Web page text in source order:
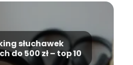
słuchawek
do 500 zł – top 10